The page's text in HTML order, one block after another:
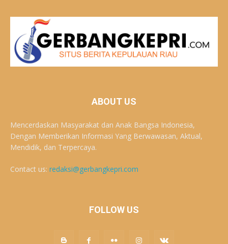
ABOUT US
Mencerdaskan Masyarakat dan Anak Bangsa Indonesia,
Dengan Memberikan Informasi Yang Berwawasan, Aktual,
Mendidik, dan Terpercaya.
Contact us: redaksi@gerbangkepri.com
FOLLOW US